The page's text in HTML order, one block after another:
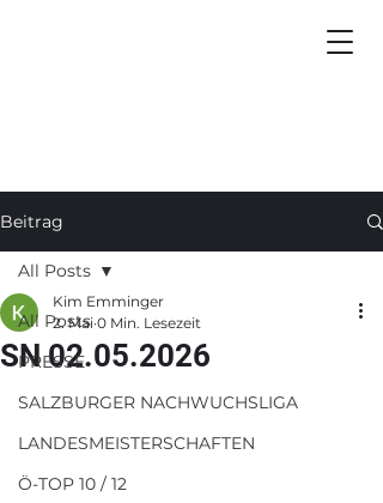
Beitrag
All Posts
PRESSE
SALZBURGER NACHWUCHSLIGA
LANDESMEISTERSCHAFTEN
Ö-TOP 10 / 12
All Posts
SN 02.05.2026
Kim Emminger
2. Mai 0 Min. Lesezeit